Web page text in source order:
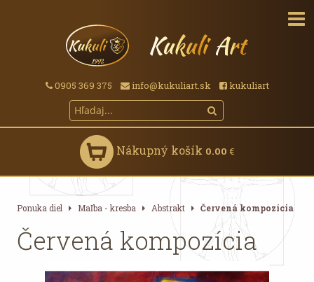
0905 369 375 info@kukuliart.sk kukuliart
Nákupný košík 0.00 €
Ponuka diel Maľba - kresba Abstrakt Červená kompozícia
Červená kompozícia